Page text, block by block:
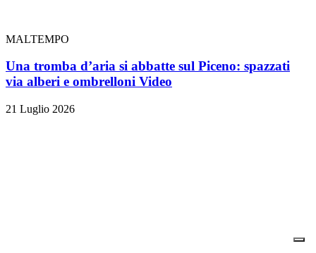
MALTEMPO
Una tromba d’aria si abbatte sul Piceno: spazzati
via alberi e ombrelloni Video
21 Luglio 2026